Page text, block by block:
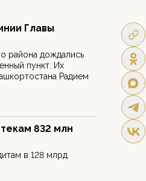
Главы
района дождались
пункт. Их
Радием
832 млн
в 128 млрд